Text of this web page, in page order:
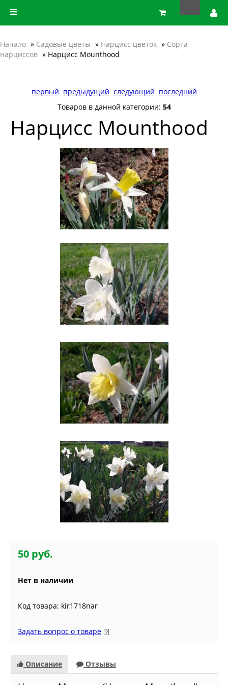
Начало » Садовые цветы » Нарцисс цветок » Сорта
нарциссов » Нарцисс Mounthood
первый предыдущий следующий последний
Товаров в данной категории: 54
Нарцисс Mounthood
50 руб.
Нет в наличии
Код товара: kir1718nar
Задать вопрос о товаре
Описание Отзывы